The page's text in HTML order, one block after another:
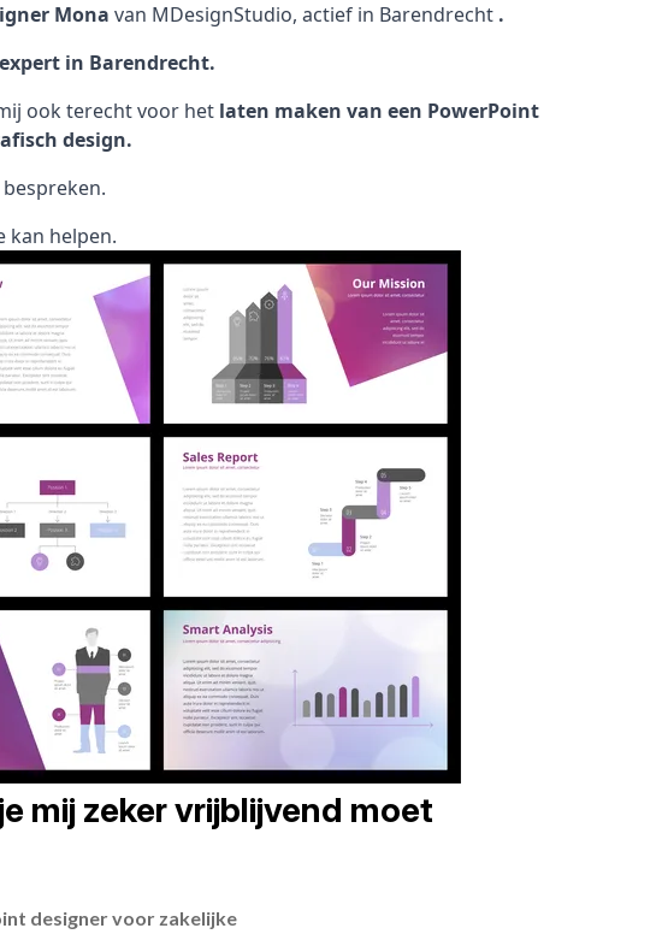
Mona van MDesignStudio, actief in Barendrecht .
in Barendrecht.
ook terecht voor het laten maken van een PowerPoint
design.
kan helpen.
mij zeker vrijblijvend moet
designer voor zakelijke